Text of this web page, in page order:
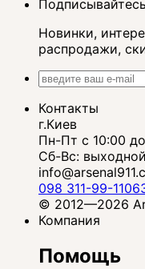
Новинки,
распродажи,
Контакты
г.Киев
Пн-Пт с 10:00
Сб-Вс: выходной
098 311-99-11
© 2012—2026
Компания
Помощь